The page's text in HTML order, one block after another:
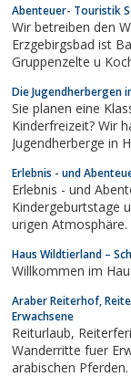
Abenteuer- Touristik
Wir betreiben den
Erzgebirgsbad ist
Gruppenzelte u
stehen als ÜN
Die Jugendherbergen
Sie planen eine Klassenfahrt, den
Kinderfreizeit? Wir
Jugendherberge in
Erlebnis - und
Erlebnis - und
Kindergeburtstage
urigen Atmosphäre.
Haus Wildtierland –
Willkommen im
Araber Reiterhof,
Erwachsene
Reiturlaub, Reiterferien fuer Kinder ab 12 Jahre, Reiterurlaub und
Wanderritte fuer
arabischen